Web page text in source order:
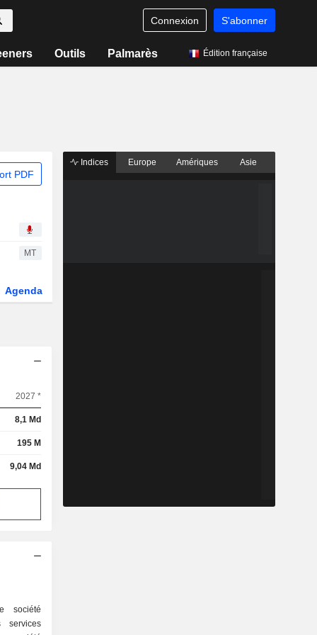
Connexion S'abonner
Outils Palmarès Édition française
PDF
MT
Agenda
2027 *
8,1 Md
195 M
9,04 Md
société
services
Indices Europe Amériques Asie